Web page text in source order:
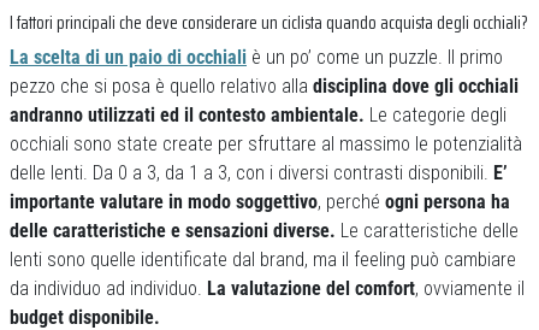
I fattori principali che deve considerare un ciclista quando acquista degli occhiali?
La scelta di un paio di occhiali è un po’ come un puzzle. Il primo
pezzo che si posa è quello relativo alla disciplina dove gli occhiali
andranno utilizzati ed il contesto ambientale. Le categorie degli
occhiali sono state create per sfruttare al massimo le potenzialità
delle lenti. Da 0 a 3, da 1 a 3, con i diversi contrasti disponibili. E’
importante valutare in modo soggettivo, perché ogni persona ha
delle caratteristiche e sensazioni diverse. Le caratteristiche delle
lenti sono quelle identificate dal brand, ma il feeling può cambiare
da individuo ad individuo. La valutazione del comfort, ovviamente il
budget disponibile.